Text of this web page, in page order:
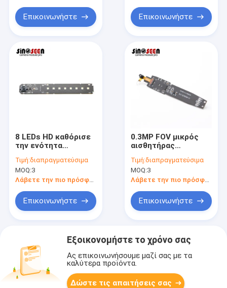
Επικοινωνήστε Επικοινωνήστε
8 LEDs HD καθόρισε
την ενότητα
4K 8MP για τον
ανιχνευτή εγγράφων
Τιμή:διαπραγματεύσιμα
MOQ:3
Λάβετε την πιο πρόσφατη τιμή
Επικοινωνήστε
0.3MP FOV μικρός
αισθητήρας
καμερών για τη
μάνδρα ανάγνωσης
εκπαίδευσης
Τιμή:διαπραγματεύσιμα
MOQ:3
Λάβετε την πιο πρόσφατη τιμή
Επικοινωνήστε
Εξοικονομήστε το χρόνο σας
Ας επικοινωνήσουμε μαζί σας με τα
καλύτερα προϊόντα.
Δώστε τις απαιτήσεις σας